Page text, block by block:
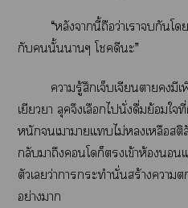
“หลังานี้ถือว่าเากัน
กับนั้นาๆ โดีะ”
ารู้สึกเจ็บเจียนามี
เยียวยา ลุคจึงเลือกไนั่งดื่มย้อมใ
หนักเาาแไม่เหลือ
กลับาถึงโก็เข้าห้อง
ตัวเว่าาะทำนั่นสร้างา
อย่างา